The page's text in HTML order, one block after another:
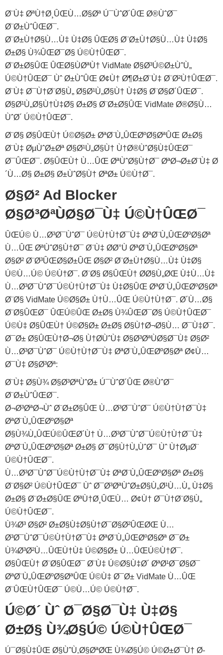
Ø¨Ù‡ ØªÙ†Ø¸ÛŒÙ…Ø§Øª Ú¯ÙˆØ´ÛŒ Ø®ÙˆØ¯
Ø¨Ø±ÙˆÛŒØ¯.
Ø¨Ø±Ù†Ø§Ù…Ù‡ Ù‡Ø§ ÛŒØ§ Ø¨Ø±Ù†Ø§Ù…Ù‡ Ù‡Ø§
Ø±Ø§ Ù¾ÛŒØ¯Ø§ Ú©Ù†ÛŒØ¯.
Ø¨Ø±Ø§ÛŒ ÛŒØ§ÙØªÙ† VidMate Ø§Ø³Ú©Ø±ÙˆÙ„
Ú©Ù†ÛŒØ¯ Ùˆ Ø±ÙˆÛŒ Ø¢Ù† Ø¶Ø±Ø¨Ù‡ Ø¨Ø²Ù†ÛŒØ¯.
Ø¨Ù‡ Ø¯Ù†Ø¨Ø§Ù„ Ø§Ø¹Ù„Ø§Ù† Ù‡Ø§ Ø¨Ø§Ø´ÛŒØ¯.
Ø§Ø¹Ù„Ø§Ù†‌Ù‡Ø§ Ø±Ø§ Ø¨Ø±Ø§ÛŒ VidMate Ø®Ø§Ù…
ÙˆØ´ Ú©Ù†ÛŒØ¯.
Ø¨Ø§ Ø§ÛŒÙ† Ú©Ø§Ø± ØªØ¨Ù„ÛŒØºØ§ØªÛŒ Ø±Ø§
Ø¨Ù‡ ØµÙˆØ±Øª Ø§Ø¹Ù„Ø§Ù† Ù†Ø®ÙˆØ§Ù‡ÛŒØ¯
Ø¯ÛŒØ¯. Ø§ÛŒÙ† Ù…ÛŒ ØªÙˆØ§Ù†Ø¯ ØªØ¬Ø±Ø¨Ù‡ Ø
´Ù…Ø§ Ø±Ø§ Ø±ÙˆØ§Ù† ØªØ± Ú©Ù†Ø¯.
Ø§Ø² Ad Blocker
Ø§Ø³ØªÙØ§Ø¯Ù‡ Ú©Ù†ÛŒØ¯
ÛŒÚ© Ù…Ø³Ø¯ÙˆØ¯ Ú©Ù†Ù†Ø¯Ù‡ ØªØ¨Ù„ÛŒØºØ§Øª
Ù…ÛŒ ØªÙˆØ§Ù†Ø¯ Ø¨Ù‡ Ø­Ø°Ù ØªØ¨Ù„ÛŒØºØ§Øª
Ø§Ø² Ø¨Ø³ÛŒØ§Ø±ÛŒ Ø§Ø² Ø¨Ø±Ù†Ø§Ù…Ù‡ Ù‡Ø§
Ú©Ù…Ú© Ú©Ù†Ø¯. Ø¨Ø§ Ø§ÛŒÙ† Ø­Ø§Ù„ØŒ Ù‡Ù…Ù‡
Ù…Ø³Ø¯ÙˆØ¯Ú©Ù†Ù†Ø¯Ù‡ Ù‡Ø§ÛŒ ØªØ¨Ù„ÛŒØºØ§Øª
Ø¨Ø§ VidMate Ú©Ø§Ø± Ù†Ù…ÛŒ Ú©Ù†Ù†Ø¯. Ø´Ù…Ø§
Ø¨Ø§ÛŒØ¯ ÛŒÚ©ÛŒ Ø±Ø§ Ù¾ÛŒØ¯Ø§ Ú©Ù†ÛŒØ¯
Ú©Ù‡ Ø§ÛŒÙ† Ú©Ø§Ø± Ø±Ø§ Ø§Ù†Ø¬Ø§Ù… Ø¯Ù‡Ø¯.
Ø¯Ø± Ø§ÛŒÙ†Ø¬Ø§ Ù†Ø­ÙˆÙ‡ Ø§Ø³ØªÙØ§Ø¯Ù‡ Ø§Ø²
Ù…Ø³Ø¯ÙˆØ¯ Ú©Ù†Ù†Ø¯Ù‡ ØªØ¨Ù„ÛŒØºØ§Øª Ø¢Ù…
Ø¯Ù‡ Ø§Ø³Øª:
Ø¨Ù‡ Ø§Ù¾ Ø§Ø³ØªÙˆØ± Ú¯ÙˆØ´ÛŒ Ø®ÙˆØ¯
Ø¨Ø±ÙˆÛŒØ¯.
Ø¬Ø³ØªØ¬Ùˆ Ø¨Ø±Ø§ÛŒ Ù…Ø³Ø¯ÙˆØ¯ Ú©Ù†Ù†Ø¯Ù‡
ØªØ¨Ù„ÛŒØºØ§Øª
Ø§Ù¾Ù„ÛŒÚ©ÛŒØ´Ù† Ù…Ø³Ø¯ÙˆØ¯Ú©Ù†Ù†Ø¯Ù‡
ØªØ¨Ù„ÛŒØºØ§Øª Ø±Ø§ Ø¯Ø§Ù†Ù„ÙˆØ¯ Ùˆ Ù†ØµØ¨
Ú©Ù†ÛŒØ¯.
Ù…Ø³Ø¯ÙˆØ¯Ú©Ù†Ù†Ø¯Ù‡ ØªØ¨Ù„ÛŒØºØ§Øª Ø±Ø§
Ø¨Ø§Ø² Ú©Ù†ÛŒØ¯ Ùˆ Ø¯Ø³ØªÙˆØ±Ø§Ù„Ø¹Ù…Ù„ Ù‡Ø§
Ø±Ø§ Ø¨Ø±Ø§ÛŒ ØªÙ†Ø¸ÛŒÙ… Ø¢Ù† Ø¯Ù†Ø¨Ø§Ù„
Ú©Ù†ÛŒØ¯.
Ù¾Ø³ Ø§Ø² Ø±Ø§Ù‡‌Ø§Ù†Ø¯Ø§Ø²ÛŒØŒ Ù…
Ø³Ø¯ÙˆØ¯Ú©Ù†Ù†Ø¯Ù‡ ØªØ¨Ù„ÛŒØºØ§Øª Ø¯Ø±
Ù¾Ø³‌Ø²Ù…ÛŒÙ†Ù‡ Ú©Ø§Ø± Ù…ÛŒ‌Ú©Ù†Ø¯.
Ø§ÛŒÙ† Ø¨Ø§ÛŒØ¯ Ø¨Ù‡ Ú©Ø§Ù‡Ø´ ØªØ¹Ø¯Ø§Ø¯
ØªØ¨Ù„ÛŒØºØ§ØªÛŒ Ú©Ù‡ Ø¯Ø± VidMate Ù…ÛŒ
Ø¨ÛŒÙ†ÛŒØ¯ Ú©Ù…Ú© Ú©Ù†Ø¯.
Ú©Ø´ Ùˆ Ø¯Ø§Ø¯Ù‡ Ù‡Ø§
Ø±Ø§ Ù¾Ø§Ú© Ú©Ù†ÛŒØ¯
Ú¯Ø§Ù‡ÛŒ Ø§ÙˆÙ‚Ø§ØªØŒ Ù¾Ø§Ú© Ú©Ø±Ø¯Ù† Ø­